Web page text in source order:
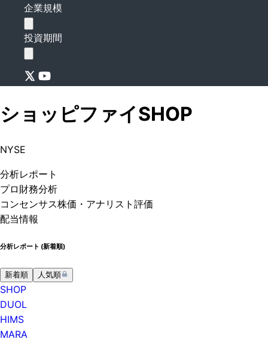
企業規模
投資期間
ショッピファイSHOP
NYSE
分析レポート
プロ 財務分析
コンセンサス株価 ・アナリスト評価
配当情報
分析レポート (新着順)
新着順 人気順
SHOP
DUOL
HIMS
MARA